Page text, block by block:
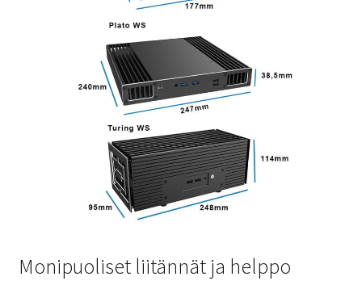
Monipuoliset liitännät ja helppo